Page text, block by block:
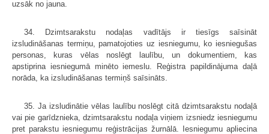
uzsāk no jauna.
34. Dzimtsarakstu nodaļas vadītājs ir tiesīgs saīsināt
izsludināšanas termi­ņu, pamatojoties uz iesniegumu, ko iesniegušas
personas, kuras vēlas noslēgt laulību, un dokumentiem, kas
apstiprina iesniegumā minēto iemeslu. Reģistra papildinājuma daļā
norāda, ka izsludināšanas termiņš saīsināts.
35. Ja izsludinātie vēlas laulību noslēgt citā dzimtsarakstu nodaļā
vai pie garīdznieka, dzimtsarakstu nodaļa viņiem izsniedz iesniegumu
pret parakstu iesniegumu reģistrācijas žurnālā. Iesniegumu apliecina